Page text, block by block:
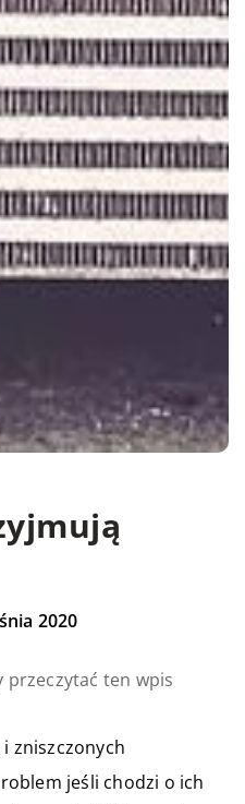
2020
przeczytać ten wpis
zniszczonych
jeśli chodzi o ich